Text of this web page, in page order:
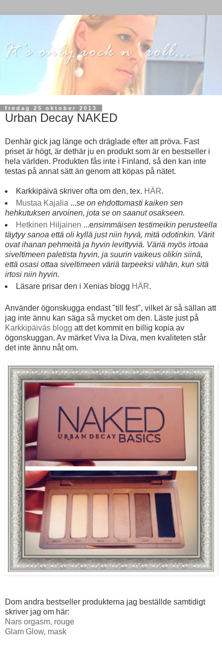
fredag 25 oktober 2013
Urban Decay NAKED
Denhär gick jag länge och dräglade efter att pröva. Fast
priset är högt, är dethär ju en produkt som är en bestseller i
hela världen. Produkten fås inte i Finland, så den kan inte
testas på annat sätt än genom att köpas på nätet.
Karkkipäivä skriver ofta om den, tex. HÄR.
Mustaa Kajalia ...se on ehdottomasti kaiken sen
hehkutuksen arvoinen, jota se on saanut osakseen.
Hetkinen Hiljainen ...ensimmäisen testimeikin perusteella
täytyy sanoa että oli kyllä just niin hyvä, mitä odotinkin. Värit
ovat ihanan pehmeitä ja hyvin levittyviä. Väriä myös irtoaa
siveltimeen paletista hyvin, ja suurin vaikeus olikin siinä,
että osasi ottaa siveltimeen väriä tarpeeksi vähän, kun sitä
irtosi niin hyvin.
Läsare prisar den i Xenias blogg HÄR.
Använder ögonskugga endast "till fest", vilket är så sällan att
jag inte ännu kan säga så mycket om den. Läste just på
Karkkipäiväs blogg att det kommit en billig kopia av
ögonskuggan. Av märket Viva la Diva, men kvaliteten står
det inte ännu nåt om.
Dom andra bestseller produkterna jag beställde samtidigt
skriver jag om här:
Nars orgasm, rouge
Glam Glow, mask